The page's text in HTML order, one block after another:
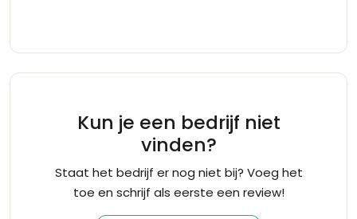
Kun je een bedrijf niet
vinden?
Staat het bedrijf er nog niet bij? Voeg het
toe en schrijf als eerste een review!